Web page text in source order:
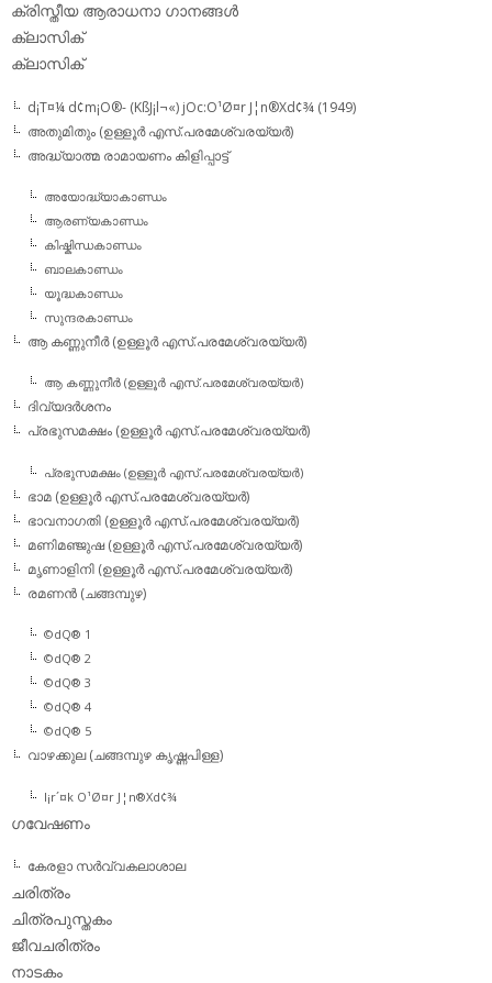
ക്രിസ്തീയ ആരാധനാ ഗാനങ്ങള്‍
ക്ലാസിക്‌
ക്ലാസിക്
d¡T¤¼ d¢m¡O®- (KßJ¡l¬«) jOc:O¹Ø¤r J¦n®Xd¢¾ (1949)
അതുമിതും (ഉള്ളൂര്‍ എസ്.പരമേശ്വരയ്യര്‍)
അദ്ധ്യാത്മ രാമായണം കിളിപ്പാട്ട്‌
അയോദ്ധ്യാകാണ്ഡം
ആരണ്യകാണ്ഡം
കിഷ്കിന്ധകാണ്ഡം
ബാലകാണ്ഡം
യൂദ്ധകാണ്ഡം
സുന്ദരകാണ്ഡം
ആ കണ്ണുനീര്‍ (ഉള്ളൂര്‍ എസ്.പരമേശ്വരയ്യര്‍)
ആ കണ്ണുനീര്‍ (ഉള്ളൂര്‍ എസ്.പരമേശ്വരയ്യര്‍)
ദിവ്യദര്‍ശനം
പ്രഭുസമക്ഷം (ഉള്ളൂര്‍ എസ്.പരമേശ്വരയ്യര്‍)
പ്രഭുസമക്ഷം (ഉള്ളൂര്‍ എസ്.പരമേശ്വരയ്യര്‍)
ഭാമ (ഉള്ളൂര്‍ എസ്.പരമേശ്വരയ്യര്‍)
ഭാവനാഗതി (ഉള്ളൂര്‍ എസ്.പരമേശ്വരയ്യര്‍)
മണിമഞ്ജുഷ (ഉള്ളൂര്‍ എസ്.പരമേശ്വരയ്യര്‍)
മൃണാളിനി (ഉള്ളൂര്‍ എസ്.പരമേശ്വരയ്യര്‍)
രമണന്‍ (ചങ്ങമ്പുഴ)
©dQ® 1
©dQ® 2
©dQ® 3
©dQ® 4
©dQ® 5
വാഴക്കുല (ചങ്ങമ്പുഴ കൃഷ്ണപിള്ള)
l¡r´¤k O¹Ø¤r J¦n®Xd¢¾
ഗവേഷണം
കേരളാ സര്‍വ്വകലാശാല
ചരിത്രം
ചിത്രപുസ്തകം
ജീവചരിത്രം
നാടകം